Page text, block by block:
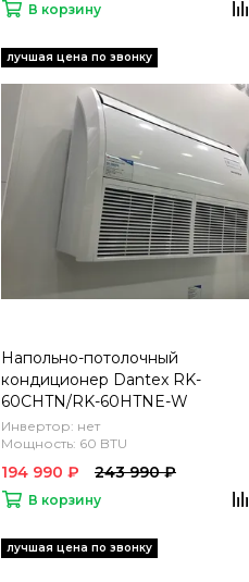
В корзину
Напольно-потолочный
кондиционер Dantex RK-
60CHTN/RK-60HTNE-W
Инвертор: нет
Мощность: 60 BTU
194 990 ₽ 243 990 ₽
В корзину